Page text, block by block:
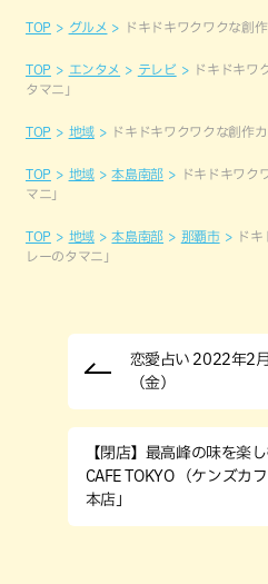
TOP グルメ ドキドキワクワクな創
TOP エンタメ テレビ
ドキドキワ
タマニ」
TOP 地域 ドキドキワクワクな創作
TOP 地域 本島南部
ドキドキワク
マニ」
TOP 地域 本島南部 那覇市
ドキ
レーのタマニ」
恋愛占い 2022年2
（金）
【閉店】最高峰の味を楽
CAFE TOKYO （ケンズカ
本店」